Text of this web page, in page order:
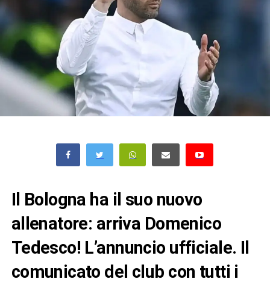
Il Bologna ha il suo nuovo
allenatore: arriva Domenico
Tedesco! L’annuncio ufficiale. Il
comunicato del club con tutti i